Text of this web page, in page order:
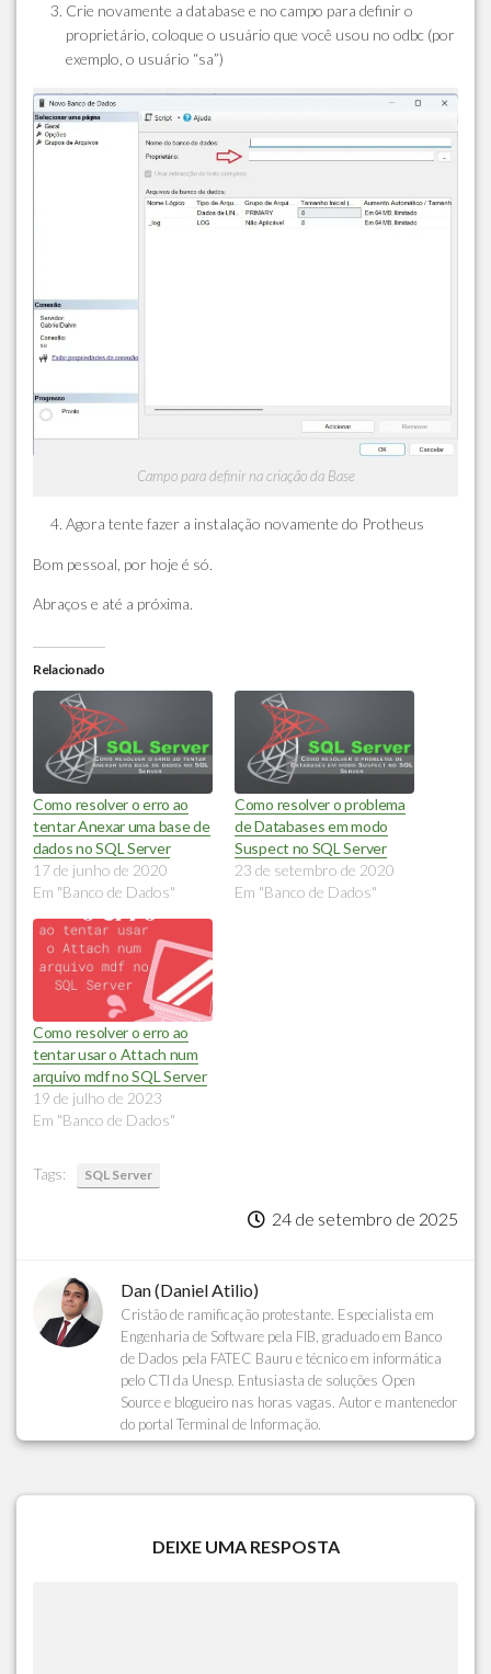
Crie novamente a database e no campo para definir o
proprietário, coloque o usuário que você usou no odbc (por
exemplo, o usuário “sa”)
Campo para definir na criação da Base
Agora tente fazer a instalação novamente do Protheus
Bom pessoal, por hoje é só.
Abraços e até a próxima.
Relacionado
Como resolver o erro ao
tentar Anexar uma base de
dados no SQL Server
17 de junho de 2020
Em "Banco de Dados"
Como resolver o problema
de Databases em modo
Suspect no SQL Server
23 de setembro de 2020
Em "Banco de Dados"
Como resolver o erro ao
tentar usar o Attach num
arquivo mdf no SQL Server
19 de julho de 2023
Em "Banco de Dados"
Tags: SQL Server
24 de setembro de 2025
Dan (Daniel Atilio)
Cristão de ramificação protestante. Especialista em
Engenharia de Software pela FIB, graduado em Banco
de Dados pela FATEC Bauru e técnico em informática
pelo CTI da Unesp. Entusiasta de soluções Open
Source e blogueiro nas horas vagas. Autor e mantenedor
do portal Terminal de Informação.
DEIXE UMA RESPOSTA